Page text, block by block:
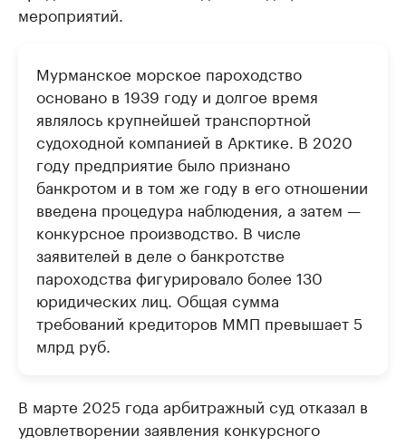
мероприятий.
Мурманское морское пароходство
основано в 1939 году и долгое время
являлось крупнейшей транспортной
судоходной компанией в Арктике. В 2020
году предприятие было признано
банкротом и в том же году в его отношении
введена процедура наблюдения, а затем —
конкурсное производство. В числе
заявителей в деле о банкротстве
пароходства фигурировало более 130
юридических лиц. Общая сумма
требований кредиторов ММП превышает 5
млрд руб.
В марте 2025 года арбитражный суд отказал в
удовлетворении заявления конкурсного